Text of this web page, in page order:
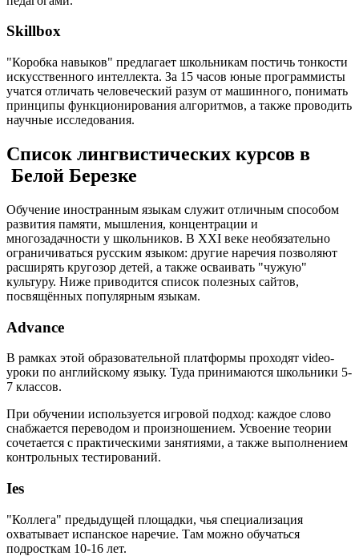
Skillbox
"Коробка навыков" предлагает школьникам постичь тонкости
искусственного интеллекта. За 15 часов юные программисты
учатся отличать человеческий разум от машинного, понимать
принципы функционирования алгоритмов, а также проводить
научные исследования.
Список лингвистических курсов в
Белой Березке
Обучение иностранным языкам служит отличным способом
развития памяти, мышления, концентрации и
многозадачности у школьников. В XXI веке необязательно
ограничиваться русским языком: другие наречия позволяют
расширять кругозор детей, а также осваивать "чужую"
культуру. Ниже приводится список полезных сайтов,
посвящённых популярным языкам.
Advance
В рамках этой образовательной платформы проходят video-
уроки по английскому языку. Туда принимаются школьники 5-
7 классов.
При обучении используется игровой подход: каждое слово
снабжается переводом и произношением. Усвоение теории
сочетается с практическими занятиями, а также выполнением
контрольных тестирований.
Ies
"Коллега" предыдущей площадки, чья специализация
охватывает испанское наречие. Там можно обучаться
подросткам 10-16 лет.